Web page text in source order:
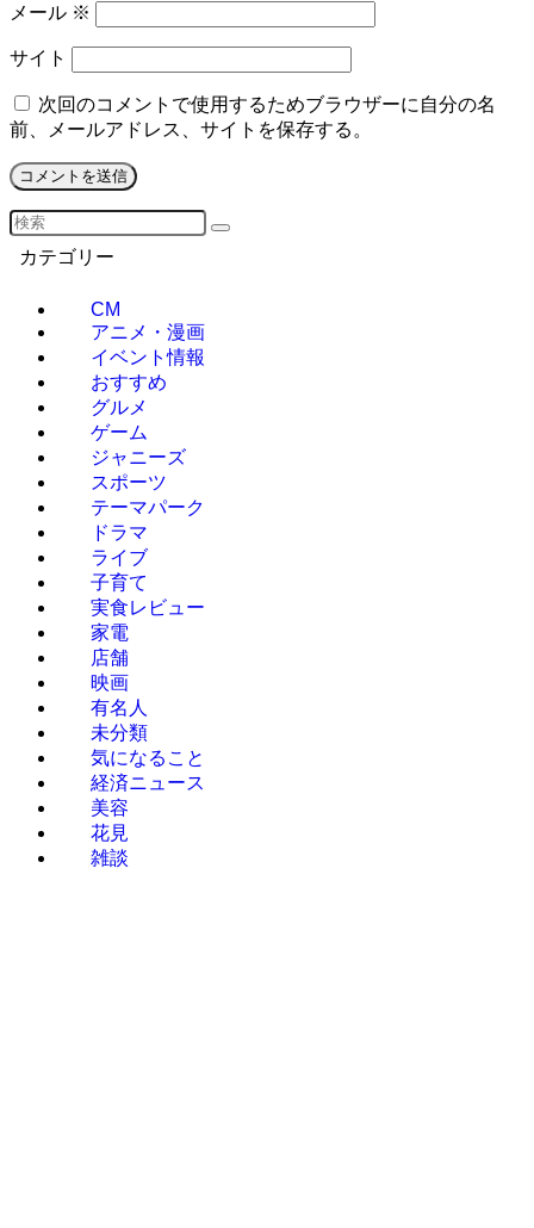
メール ※
サイト
次回のコメントで使用するためブラウザーに自分の名
前、メールアドレス、サイトを保存する。
カテゴリー
CM
アニメ・漫画
イベント情報
おすすめ
グルメ
ゲーム
ジャニーズ
スポーツ
テーマパーク
ドラマ
ライブ
子育て
実食レビュー
家電
店舗
映画
有名人
未分類
気になること
経済ニュース
美容
花見
雑談